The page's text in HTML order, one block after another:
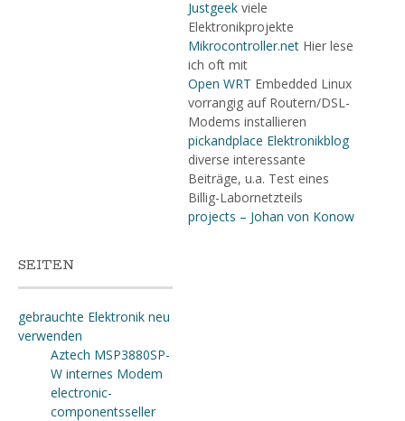
Justgeekviele
Elektronikprojekte
Mikrocontroller.netHier lese
ich oft mit
Open WRT Embedded Linux
vorrangig auf Routern/DSL-
Modems installieren
pickandplace Elektronikblog
diverse interessante
Beiträge, u.a. Test eines
Billig-Labornetzteils
projects – Johan von Konow
SEITEN
gebrauchte Elektronik neu
verwenden
Aztech MSP3880SP-
W internes Modem
electronic-
componentsseller